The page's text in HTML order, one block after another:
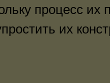
процесс
их